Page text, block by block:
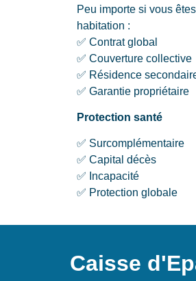
Peu importe si vous
habitation :
✅ Contrat global
✅ Couverture collective
✅ Résidence
✅ Garantie propriétaire
Protection santé
✅ Surcomplémentaire
✅ Capital décès
✅ Incapacité
✅ Protection globale
Caisse